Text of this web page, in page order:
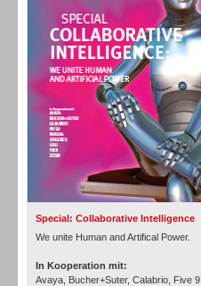
Special: Collaborative Intelligence
We unite Human and Artifical Power.
In Kooperation mit:
Avaya, Bucher+Suter, Calabrio, Five 9,
Personal
Inbound